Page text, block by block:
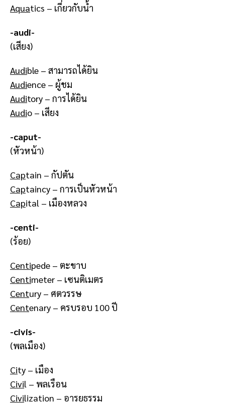
Aquatics – เกี่ยวกับน้ำ
-audi-
(เสียง)
Audible – สามารถได้ยิน
Audience – ผู้ชม
Auditory – การได้ยิน
Audio – เสียง
-caput-
(หัวหน้า)
Captain – กัปตัน
Captaincy – การเป็นหัวหน้า
Capital – เมืองหลวง
-centi-
(ร้อย)
Centipede – ตะขาบ
Centimeter – เซนติเมตร
Century – ศตวรรษ
Centenary – ครบรอบ 100 ปี
-civis-
(พลเมือง)
City – เมือง
Civil – พลเรือน
Civilization – อารยธรรม